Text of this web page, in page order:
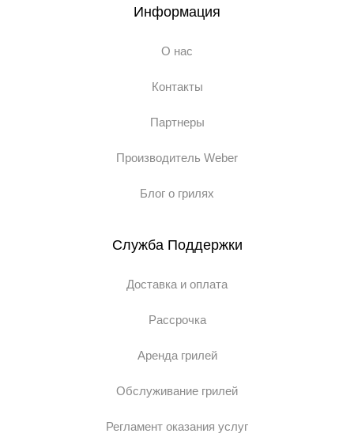
Информация
О нас
Контакты
Партнеры
Производитель Weber
Блог о грилях
Служба Поддержки
Доставка и оплата
Рассрочка
Аренда грилей
Обслуживание грилей
Регламент оказания услуг